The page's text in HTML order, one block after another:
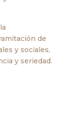
de
y sociales,
y seriedad.